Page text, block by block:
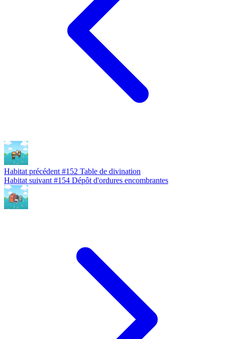
Habitat précédent #152 Table de divination
Habitat suivant #154 Dépôt d'ordures encombrantes